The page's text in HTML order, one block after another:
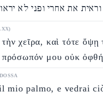
את אחרי ופני לא יראו
χεῖρα, καὶ τότε ὄψῃ
μου οὐκ
mio palmo, e vedrai